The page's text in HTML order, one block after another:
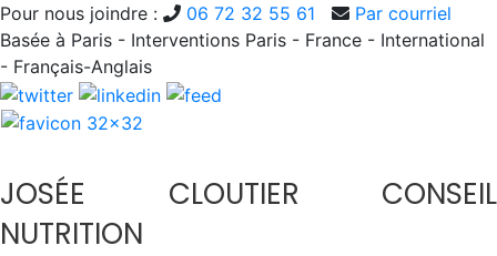
Pour nous joindre : 06 72 32 55 61
Par courriel
Basée à Paris - Interventions Paris - France - International
- Français-Anglais
JOSÉE CLOUTIER CONSEIL
NUTRITION